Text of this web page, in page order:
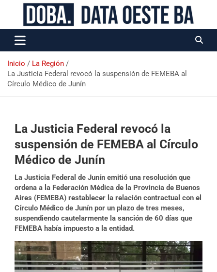
Data Oeste BA
Inicio
La Región
La Justicia Federal revocó la suspensión de FEMEBA al
Círculo Médico de Junín
La Justicia Federal revocó la
suspensión de FEMEBA al Círculo
Médico de Junín
La Justicia Federal de Junín emitió una resolución que
ordena a la Federación Médica de la Provincia de Buenos
Aires (FEMEBA) restablecer la relación contractual con el
Círculo Médico de Junín por un plazo de tres meses,
suspendiendo cautelarmente la sanción de 60 días que
FEMEBA había impuesto a la entidad.